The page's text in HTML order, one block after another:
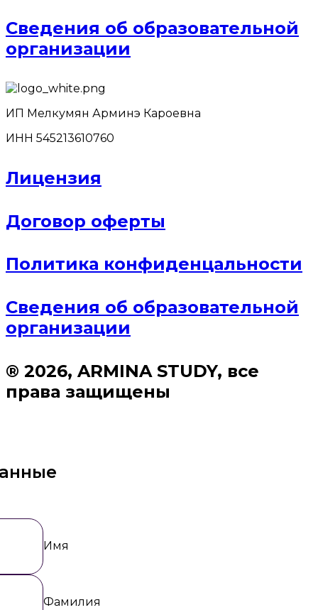
Сведения об образовательной
организации
ИП Мелкумян Арминэ Кароевна
ИНН 545213610760
Лицензия
Договор оферты
Политика конфиденцальности
Сведения об образовательной
организации
® 2026, ARMINA STUDY, все
права защищены
Имя
Фамилия